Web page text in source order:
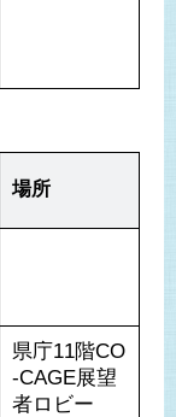
場所
県庁11階CO
-CAGE展望
者ロビー